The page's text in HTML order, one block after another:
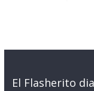
El Flasherito